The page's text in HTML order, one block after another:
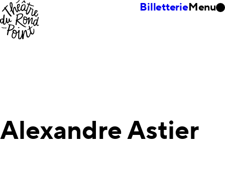
BilletterieMenu
Alexandre Astier